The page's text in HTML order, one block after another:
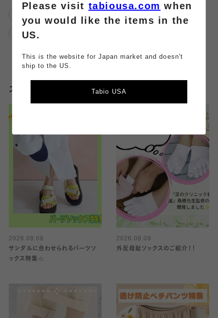
ペチパンツ
スタッフのその他のブログはこちら
2026.08.08
サンダルに合わせられるパーツソ
ックス特集☆
2026.08.08
外反母趾ソックスのご紹介！！
Please visit tabiousa.com when
you would like the items in the
US.
This is the website for Japan market and doesn't
ship to the US.
Tabio USA